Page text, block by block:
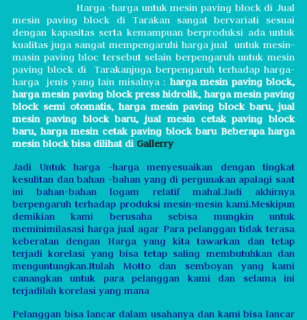
Harga -harga untuk mesin paving block di Jual
mesin paving block di Tarakan
sangat bervariati sesuai
dengan kapasitas serta kemampuan berproduksi ada untuk
kualitas juga sangat mempengaruhi harga jual untuk mesin-
masin paving bloc tersebut selain berpengaruh untuk mesin
paving block di Tarakanjuga berpengaruh terhadap harga-
harga jenis yang lain misalnya : harga mesin paving block,
harga mesin paving block press hidrolik, harga mesin paving
block semi otomatis, harga mesin paving block baru, jual
mesin paving block baru, jual mesin cetak paving block
baru, harga mesin cetak paving block baru Beberapa harga
mesin block bisa dilihat di Gallerry
Jadi Untuk harga -harga menyesuaikan dengan tingkat
kesulitan dan bahan -bahan yang di pergunakan apalagi saat
ini bahan-bahan logam relatif mahal.Jadi akhirnya
berpengaruh terhadap produksi mesin-mesin kami.Meskipun
demikian kami berusaha sebisa mungkin untuk
meminimilasasi harga jual agar Para pelanggan tidak terasa
keberatan dengan Harga yang kita tawarkan dan tetap
terjadi korelasi yang bisa tetap saling membutuhkan dan
menguntungkan.Itulah Motto dan semboyan yang kami
canangkan untuk para pelanggan kami dan selama ini
terjadilah korelasi yang mana
Pelanggan bisa lancar dalam usahanya dan kami bisa lancar